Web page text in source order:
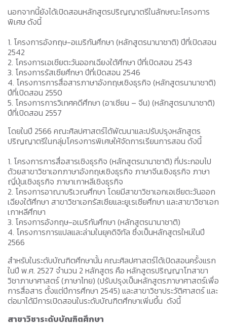
นอกจากนี้ยังได้เปิดสอนหลักสูตรปริญญาตรีในลักษณะโครงการ
พิเศษ ดังนี้
1. โครงการอังกฤษ-อเมริกันศึกษา (หลักสูตรนานาชาติ) ปีที่เปิดสอน
2542
2. โครงการเอเชียตะวันออกเฉียงใต้ศึกษา ปีที่เปิดสอน 2543
3. โครงการรัสเซียศึกษา ปีที่เปิดสอน 2546
4. โครงการการสื่อสารภาษาอังกฤษเชิงธุรกิจ (หลักสูตรนานาชาติ)
ปีที่เปิดสอน 2550
5. โครงการการวิเทศคดีศึกษา (อาเซียน – จีน) (หลักสูตรนานาชาติ)
ปีที่เปิดสอน 2557
โดยในปี 2566 คณะศิลปศาสตร์ได้พัฒนาและปรับปรุงหลักสูตร
ปริญญาตรีในกลุ่มโครงการพิเศษให้จัดการเรียนการสอน ดังนี้
1. โครงการการสื่อสารเชิงธุรกิจ (หลักสูตรนานาชาติ) ที่ประกอบไป
ด้วยสาขาวิชาเอกภาษาอังกฤษเชิงธุรกิจ ภาษาจีนเชิงธุรกิจ ภาษา
ญี่ปุ่นเชิงธุรกิจ ภาษาเกาหลีเชิงธุรกิจ
2. โครงการอาณาบริเวณศึกษา โดยมีสาขาวิชาเอกเอเชียตะวันออก
เฉียงใต้ศึกษา สาขาวิชาเอกรัสเซียและยูเรเซียศึกษา และสาขาวิชาเอก
เกาหลีศึกษา
3. โครงการอังกฤษ-อเมริกันศึกษา (หลักสูตรนานาชาติ)
4. โครงการการแปลและล่ามในยุคดิจิทัล ซึ่งเป็นหลักสูตรใหม่ในปี
2566
สำหรับในระดับบัณฑิตศึกษานั้น คณะศิลปศาสตร์ได้เปิดสอนครั้งแรก
ในปี พ.ศ. 2527 จำนวน 2 หลักสูตร คือ หลักสูตรปริญญาโทสาขา
วิชาภาษาศาสตร์ (ภาษาไทย) (ปรับปรุงเป็นหลักสูตรภาษาศาสตร์เพื่อ
การสื่อสาร ตั้งแต่ปีการศึกษา 2545) และสาขาวิชาประวัติศาสตร์ และ
ต่อมาได้มีการเปิดสอนในระดับบัณฑิตศึกษาเพิ่มขึ้น ดังนี้
สาขาวิชาระดับบัณฑิตศึกษา